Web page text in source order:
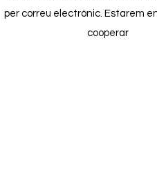
per correu electrònic. Estarem
cooperar